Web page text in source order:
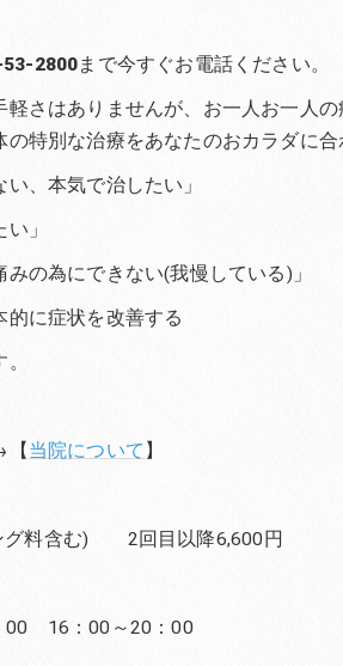
2800まで今すぐお電話ください。
軽さはありませんが、お一人お一人
特別な治療をあなたのおカラダに
、本気で治したい」
」
みの為にできない(我慢している)」
的に症状を改善する
【 当院について 】
グ料含む) 2回目以降6,600円
00 16：00～20：00